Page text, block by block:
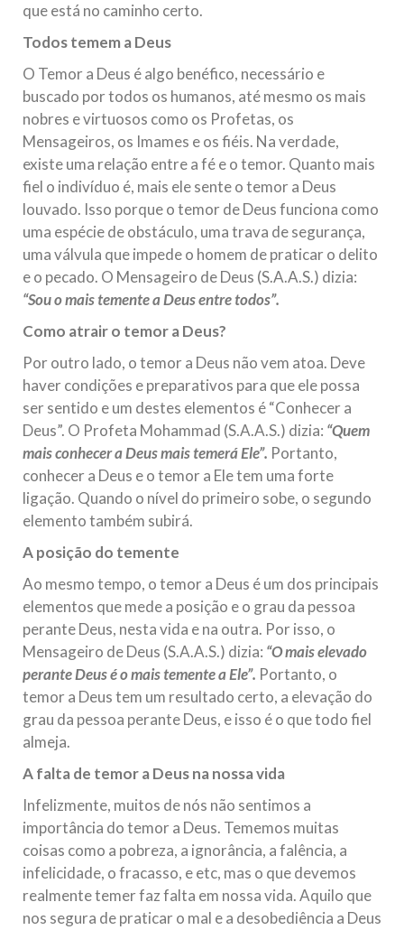
que está no caminho certo.
Todos temem a Deus
O Temor a Deus é algo benéfico, necessário e
buscado por todos os humanos, até mesmo os mais
nobres e virtuosos como os Profetas, os
Mensageiros, os Imames e os fiéis. Na verdade,
existe uma relação entre a fé e o temor. Quanto mais
fiel o indivíduo é, mais ele sente o temor a Deus
louvado. Isso porque o temor de Deus funciona como
uma espécie de obstáculo, uma trava de segurança,
uma válvula que impede o homem de praticar o delito
e o pecado. O Mensageiro de Deus (S.A.A.S.) dizia:
“Sou o mais temente a Deus entre todos”.
Como atrair o temor a Deus?
Por outro lado, o temor a Deus não vem atoa. Deve
haver condições e preparativos para que ele possa
ser sentido e um destes elementos é “Conhecer a
Deus”. O Profeta Mohammad (S.A.A.S.) dizia: “Quem
mais conhecer a Deus mais temerá Ele”. Portanto,
conhecer a Deus e o temor a Ele tem uma forte
ligação. Quando o nível do primeiro sobe, o segundo
elemento também subirá.
A posição do temente
Ao mesmo tempo, o temor a Deus é um dos principais
elementos que mede a posição e o grau da pessoa
perante Deus, nesta vida e na outra. Por isso, o
Mensageiro de Deus (S.A.A.S.) dizia: “O mais elevado
perante Deus é o mais temente a Ele”. Portanto, o
temor a Deus tem um resultado certo, a elevação do
grau da pessoa perante Deus, e isso é o que todo fiel
almeja.
A falta de temor a Deus na nossa vida
Infelizmente, muitos de nós não sentimos a
importância do temor a Deus. Tememos muitas
coisas como a pobreza, a ignorância, a falência, a
infelicidade, o fracasso, e etc, mas o que devemos
realmente temer faz falta em nossa vida. Aquilo que
nos segura de praticar o mal e a desobediência a Deus